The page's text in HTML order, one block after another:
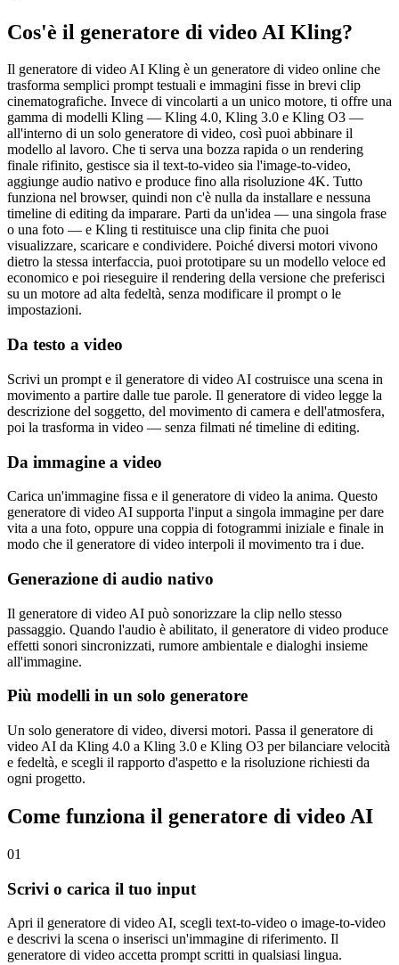
Cos'è il generatore di video AI Kling?
Il generatore di video AI Kling è un generatore di video online che
trasforma semplici prompt testuali e immagini fisse in brevi clip
cinematografiche. Invece di vincolarti a un unico motore, ti offre una
gamma di modelli Kling — Kling 4.0, Kling 3.0 e Kling O3 —
all'interno di un solo generatore di video, così puoi abbinare il
modello al lavoro. Che ti serva una bozza rapida o un rendering
finale rifinito, gestisce sia il text-to-video sia l'image-to-video,
aggiunge audio nativo e produce fino alla risoluzione 4K. Tutto
funziona nel browser, quindi non c'è nulla da installare e nessuna
timeline di editing da imparare. Parti da un'idea — una singola frase
o una foto — e Kling ti restituisce una clip finita che puoi
visualizzare, scaricare e condividere. Poiché diversi motori vivono
dietro la stessa interfaccia, puoi prototipare su un modello veloce ed
economico e poi rieseguire il rendering della versione che preferisci
su un motore ad alta fedeltà, senza modificare il prompt o le
impostazioni.
Da testo a video
Scrivi un prompt e il generatore di video AI costruisce una scena in
movimento a partire dalle tue parole. Il generatore di video legge la
descrizione del soggetto, del movimento di camera e dell'atmosfera,
poi la trasforma in video — senza filmati né timeline di editing.
Da immagine a video
Carica un'immagine fissa e il generatore di video la anima. Questo
generatore di video AI supporta l'input a singola immagine per dare
vita a una foto, oppure una coppia di fotogrammi iniziale e finale in
modo che il generatore di video interpoli il movimento tra i due.
Generazione di audio nativo
Il generatore di video AI può sonorizzare la clip nello stesso
passaggio. Quando l'audio è abilitato, il generatore di video produce
effetti sonori sincronizzati, rumore ambientale e dialoghi insieme
all'immagine.
Più modelli in un solo generatore
Un solo generatore di video, diversi motori. Passa il generatore di
video AI da Kling 4.0 a Kling 3.0 e Kling O3 per bilanciare velocità
e fedeltà, e scegli il rapporto d'aspetto e la risoluzione richiesti da
ogni progetto.
Come funziona il generatore di video AI
01
Scrivi o carica il tuo input
Apri il generatore di video AI, scegli text-to-video o image-to-video
e descrivi la scena o inserisci un'immagine di riferimento. Il
generatore di video accetta prompt scritti in qualsiasi lingua.